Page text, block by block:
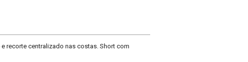
recorte centralizado nas costas. Short com